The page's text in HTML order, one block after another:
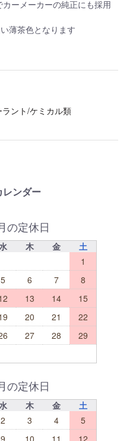
ーメーカーの純正にも採用
薄茶色となります
ラント/ケミカル類
ンダー
の定休日
木 金
土
1
5 6 7
8
13 14
15
20 21
22
27 28
29
の定休日
木 金
土
2 3 4
5
9 10 11 12